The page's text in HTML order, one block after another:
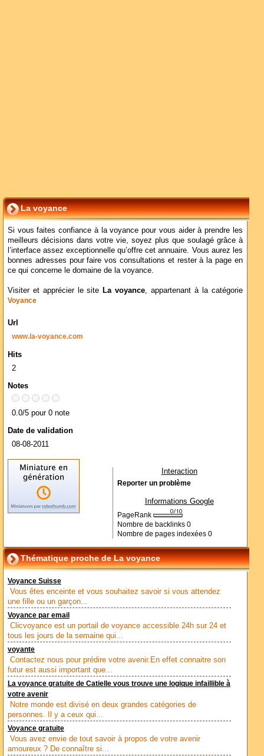
La voyance
Si vous faites confiance à la voyance pour vous aider à prendre les
meilleurs décisions dans votre vie, soyez plus que soulagé grâce à
l’interface assez exceptionnelle qu’offre cet annuaire. Vous aurez les
bonnes adresses pour faire vos consultations et rester à la page en
ce qui concerne le domaine de la voyance.
Visiter et apprécier le site La voyance, appartenant à la catégorie
Voyance
Url
www.la-voyance.com
Hits
2
Notes
0.0/5 pour 0 note
Date de validation
08-08-2011
Interaction
Reporter un problème
Informations Google
PageRank
Nombre de backlinks 0
Nombre de pages indexées 0
Thématique proche de La voyance
Voyance Suisse
Vous êtes enceinte et vous souhaitez savoir si vous attendez
une fille ou un garçon...
Voyance par email
Clicvoyance est un portail de voyance accessible 24h sur 24 et
tous les jours de la semaine qui...
voyante
Contactez nous pour prédire votre avenir.En effet connaitre son
futur est aussi important que...
La voyance gratuite de Catielle vous trouve une logique infaillible à
votre avenir
Notre monde est divisé en deux grandes catégories de
personnes. Il y a ceux qui...
Voyance gratuite
Vous avez envie de tout savoir à propos de votre avenir
amoureux ? De connaître si...